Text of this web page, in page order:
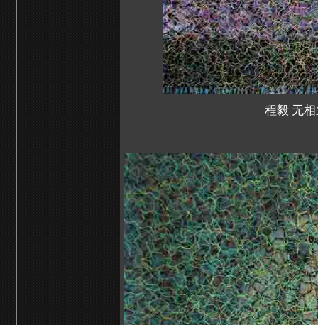
程毅 无